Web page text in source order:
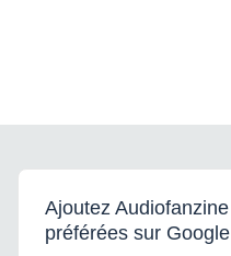
Ajoutez
préférées sur Google